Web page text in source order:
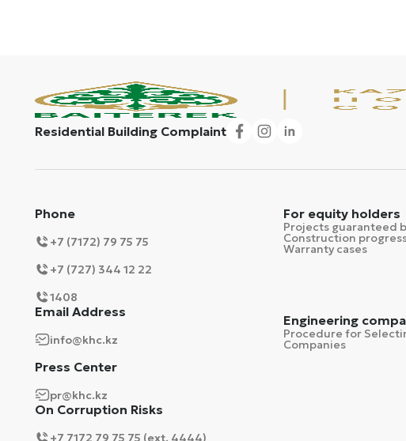
Residential Building Complaint
Phone
+7 (7172) 79 75 75
+7 (727) 344 12 22
1408
Email Address
info@khc.kz
Press Center
pr@khc.kz
On Corruption Risks
+7 7172 79 75 75 (ext. 4444)
For equity holders
Projects guaranteed
Construction
Warranty cases
Engineering
Procedure for
Companies